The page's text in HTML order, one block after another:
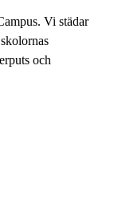
Vi städar
och